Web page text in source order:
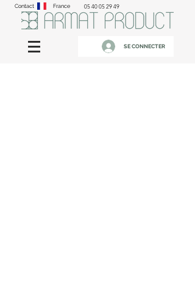
Contact France 05 40 05 29 49
SE CONNECTER